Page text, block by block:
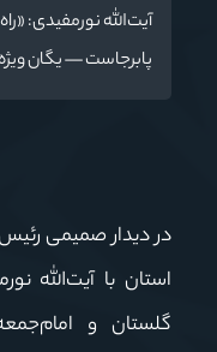
آیت‌الله نورمفیدی:
پابرجاست — یگان
در دیدار صمیمی رئیس
استان با آیت‌الله
گلستان و